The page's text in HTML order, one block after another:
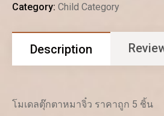
Category: Child Category
Description
โมเดลตุ๊กตาหมาจิ๋ว ราคาถูก 5 ชิ้น